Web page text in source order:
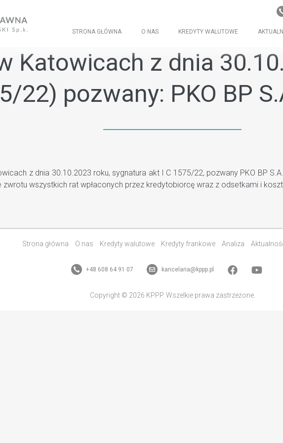
STRONA GŁÓWNA O NAS KREDYTY WALUTOWE
Katowicach z dnia
22) pozwany: PKO BP
z dnia 30.10.2023 roku, sygnatura akt I C 1575/22, pozwany PKO BP
zwrotu wszystkich rat wpłaconych przez kredytobiorcę wraz z odsetkami i
Strona główna O nas Kredyty walutowe Kredyty frankowe Analiza
+48 608 64 91 07 kancelaria@kppp.pl
Copyright © 2026 KPPP. Wszelkie prawa zastrzeżone.